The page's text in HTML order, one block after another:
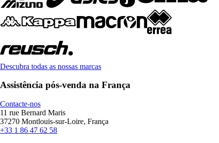
Descubra todas as nossas marcas
Assistência pós-venda na França
Contacte-nos
11 rue Bernard Maris
37270 Montlouis-sur-Loire, França
+33 1 86 47 62 58